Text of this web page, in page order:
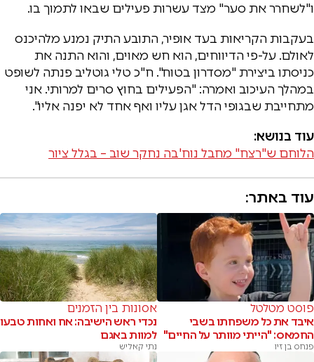
ו"לשחרר את סער" מצד עשרות פעילים שבאו לתמוך בו.
בעקבות הקריאות בעד אופיר, התובע התיק נמנע מלהיכנס
לאולם. על-פי הדיווחים, הוא חש מאוים, והוא התנה את
כניסתו ביצירת "מסדרון בטוח". ח"כ טלי גוטליב פנתה לשופט
במהלך העיכוב ואמרה: "הפעילים בחוץ סרים למרותי. אני
מתחייבת שבגופי הדל אגן עליו ואף אחד לא יפנה אליו".
עוד בנושא:
הלוחם ש"רצח" מחבל נוח'בה נחקר שוב – בגלל ציור
עוד באתר:
פוסט מטלטל
איבד את כל משפחתו בשבי
החמאס: "הייתי מוותר על החיים"
פנחס בן זיו
אסונות בין הזמנים
נכדי ראש הישיבה: אח ואחות טבעו
למוות באגם
נתי קאליש